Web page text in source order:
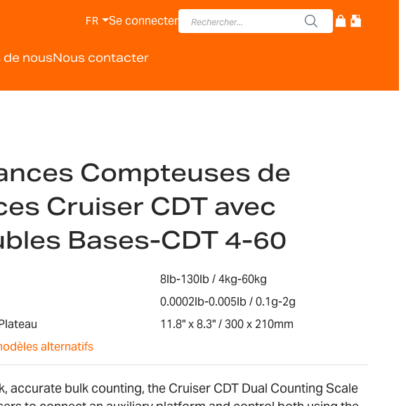
de nousNous contacter
FR Se connecter
Compteuses de
Cruiser CDT avec
Bases-CDT 4-60
8lb-130lb / 4kg-60kg
0.0002lb-0.005lb / 0.1g-2g
11.8" x 8.3" / 300 x 210mm
alternatifs
accurate bulk counting, the Cruiser CDT Dual Counting Scale